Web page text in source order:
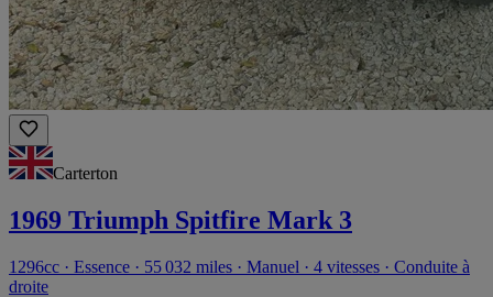
Carterton
1969 Triumph Spitfire Mark 3
1296cc · Essence · 55 032 miles · Manuel · 4 vitesses · Conduite à
droite